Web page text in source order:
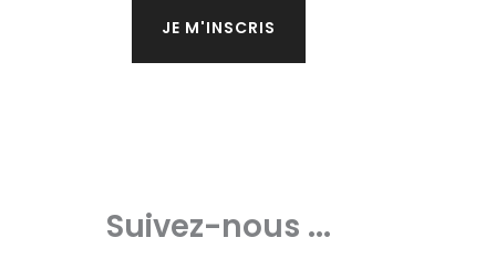
Suivez-nous ...